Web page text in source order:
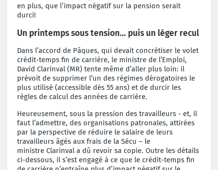
en plus, que l’impact négatif sur la pension serait
durci!
Un printemps sous tension… puis un léger recul
Dans l’accord de Pâques, qui devait concrétiser le volet
crédit-temps fin de carrière, le ministre de l’Emploi,
David Clarinval (MR) tente même d’aller plus loin: il
prévoit de supprimer l’un des régimes dérogatoires le
plus utilisé (accessible dès 55 ans) et de durcir les
règles de calcul des années de carrière.
Heureusement, sous la pression des travailleurs - et, il
faut l’admettre, des organisations patronales, attirées
par la perspective de réduire le salaire de leurs
travailleurs âgés aux frais de la Sécu – le
ministre Clarinval a dû revoir sa copie. Outre les détails
ci-dessous, il s’est engagé à ce que le crédit-temps fin